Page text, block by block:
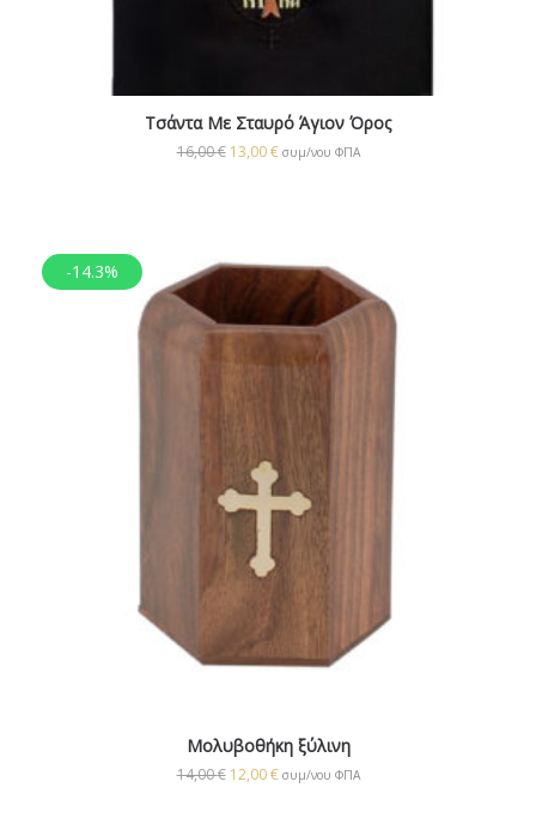
Τσάντα Με Σταυρό Άγιον Όρος
16,00€ 13,00€ συμ/νου ΦΠΑ
-14.3%
Μολυβοθήκη ξύλινη
14,00€ 12,00€ συμ/νου ΦΠΑ